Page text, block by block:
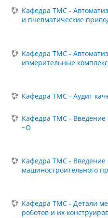
Кафедра ТМС -
и пневматические
Кафедра ТМС -
измерительные
Кафедра ТМС - Аудит
Кафедра ТМС - Введение
~О
Кафедра ТМС - Введение
машиностроительного
Кафедра ТМС - Детали
роботов и их